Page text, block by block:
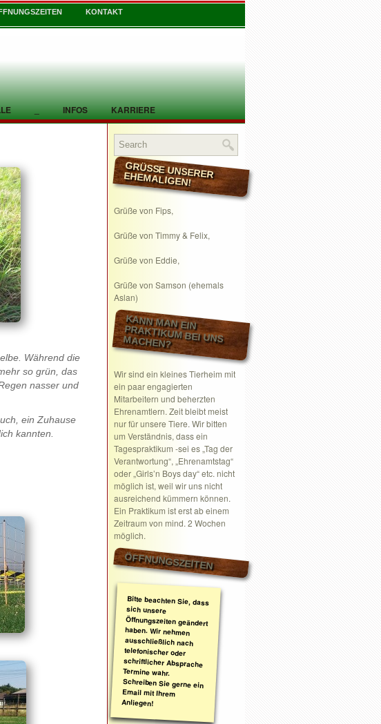
KONTAKT
_ INFOS KARRIERE
Während die
so grün, das
nasser und
ein Zuhause
kannten.
GRÜSSE UNSERER EHEMALIGEN!
Grüße von Fips,
Grüße von Timmy & Felix,
Grüße von Eddie,
Grüße von Samson (ehemals
Aslan)
KANN MAN EIN
PRAKTIKUM BEI UNS MACHEN?
Wir sind ein kleines Tierheim mit
ein paar engagierten
Mitarbeitern und beherzten
Ehrenamtlern. Zeit bleibt meist
nur für unsere Tiere. Wir bitten
um Verständnis, dass ein
Tagespraktikum -sei es „Tag der
Verantwortung“, „Ehrenamtstag“
oder „Girls’n Boys day“ etc. nicht
möglich ist, weil wir uns nicht
ausreichend kümmern können.
Ein Praktikum ist erst ab einem
Zeitraum von mind. 2 Wochen
möglich.
ÖFFNUNGSZEITEN
Bitte beachten Sie, dass
sich unsere
Öffnungszeiten geändert
haben. Wir nehmen
ausschließlich nach
telefonischer oder
schriftlicher Absprache
Termine wahr.
Schreiben Sie gerne ein
Email mit Ihrem
Anliegen!